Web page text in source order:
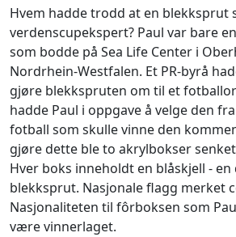
Hvem hadde trodd at en blekksprut
verdenscupekspert? Paul var bare
som bodde på Sea Life Center i
Nordrhein-Westfalen. Et PR-byrå
gjøre blekkspruten om til et
hadde Paul i oppgave å velge den
fotball som skulle vinne den
gjøre dette ble to akrylbokser
Hver boks inneholdt en blåskjell -
blekksprut. Nasjonale flagg merket
Nasjonaliteten til fôrboksen som
være vinnerlaget.